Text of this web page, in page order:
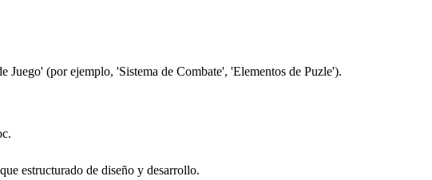
(por ejemplo, 'Sistema de Combate', 'Elementos de Puzle').
estructurado de diseño y desarrollo.